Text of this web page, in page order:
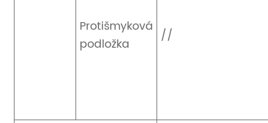
Protišmyková
podložka
//